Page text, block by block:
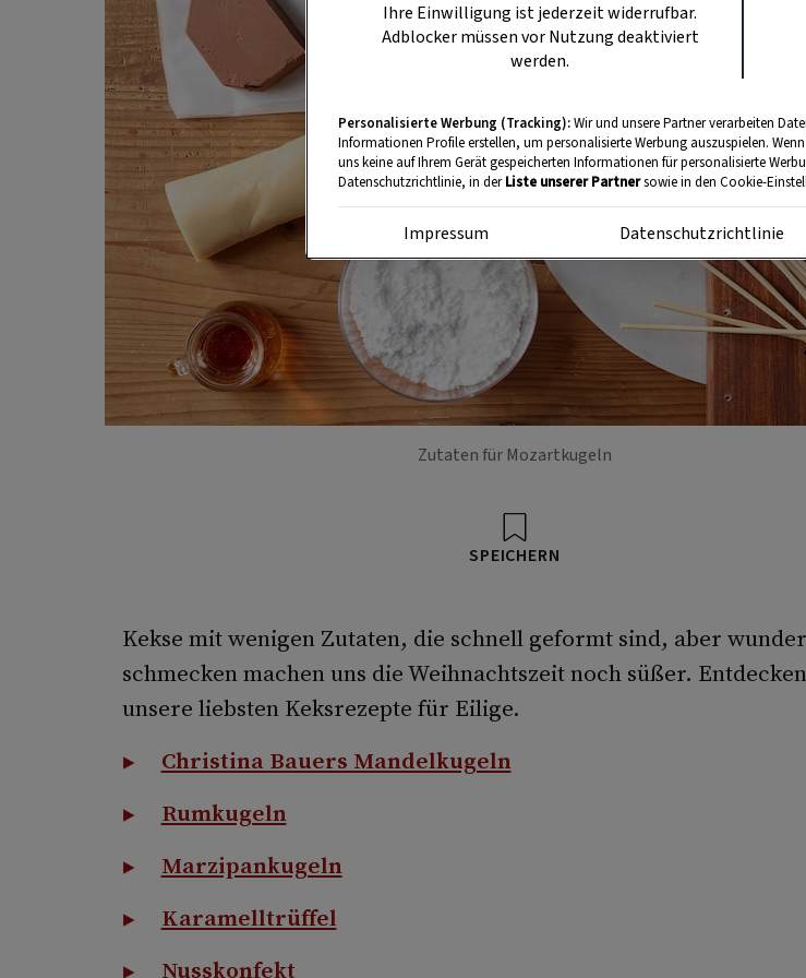
Zutaten für Mozartkugeln
SPEICHERN
Kekse mit wenigen Zutaten, die schnell geformt sind, aber
schmecken machen uns die Weihnachtszeit noch süßer.
unsere liebsten Keksrezepte für Eilige.
Christina Bauers Mandelkugeln
Rumkugeln
Marzipankugeln
Karamelltrüffel
Nusskonfekt
Ihre Einwilligung ist jederzeit widerrufbar.
Adblocker müssen vor Nutzung deaktiviert
werden.
Personalisierte Werbung (Tracking):Wir und unsere Partner verarbeiten
Informationen Profile erstellen, um personalisierte Werbung auszuspielen.
uns keine auf Ihrem Gerät gespeicherten Informationen für personalisierte
Datenschutzrichtlinie, in derListe unserer Partnersowie in den Cookie-
Impressum Datenschutzrichtlinie